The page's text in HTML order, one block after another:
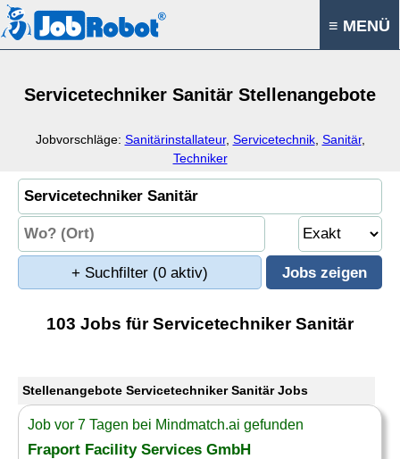
≡ MENÜ
Servicetechniker Sanitär Stellenangebote
Jobvorschläge: Sanitärinstallateur, Servicetechnik, Sanitär,
Techniker
+ Suchfilter (0 aktiv)
103 Jobs für Servicetechniker Sanitär
Stellenangebote Servicetechniker Sanitär Jobs
Job vor 7 Tagen bei Mindmatch.ai gefunden
Fraport Facility Services GmbH